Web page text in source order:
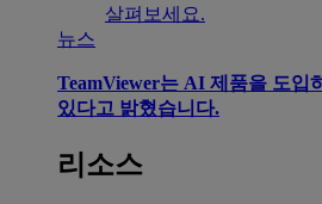
살펴보세요.
뉴스
TeamViewer는 AI 제품을 도입
있다고 밝혔습니다.
리소스